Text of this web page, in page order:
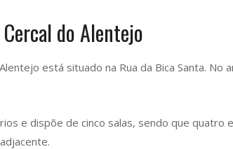
do Alentejo
está situado na Rua da Bica Santa.
e dispõe de cinco salas, sendo que quatro